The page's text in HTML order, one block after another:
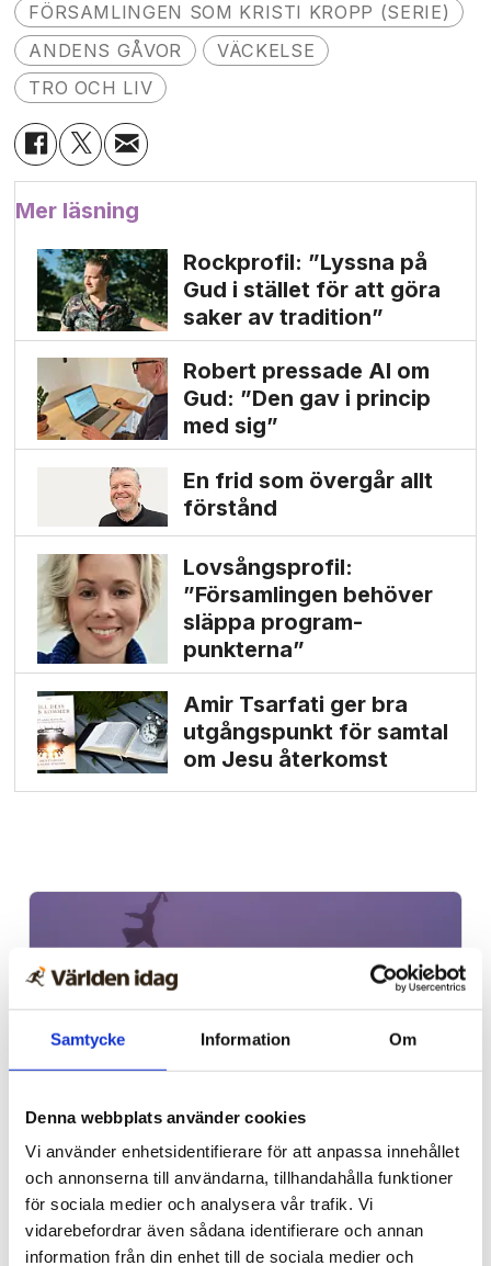
Samtycke Information Om
Denna webbplats använder cookies
Vi använder enhetsidentifierare för att anpassa innehållet
och annonserna till användarna, tillhandahålla funktioner
för sociala medier och analysera vår trafik. Vi
vidarebefordrar även sådana identifierare och annan
information från din enhet till de sociala medier och
FÖRSAMLINGEN SOM KRISTI KROPP (SERIE)
ANDENS GÅVOR
VÄCKELSE
TRO OCH LIV
Mer läsning
Rockprofil: ”Lyssna på
Gud i stället för att göra
saker av tradition”
Robert pressade Al om
Gud: ”Den gav i princip
med sig”
En frid som övergår allt
förstånd
Lovsångsprofil:
”Församlingen behöver
släppa program­
punkterna”
Amir Tsarfati ger bra
utgångs­punkt för samtal
om Jesu återkomst
Kultur
Kommer Rysslands
interna spänningar leda